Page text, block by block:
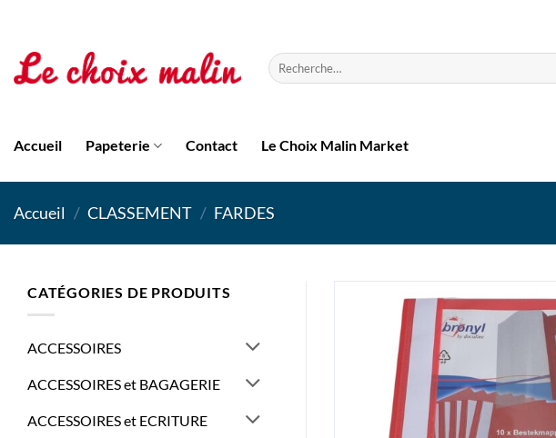
contenu
Recherche
pour :
Accueil Papeterie Contact Le Choix Malin Market
Accueil / CLASSEMENT / FARDES
CATÉGORIES DE PRODUITS
ACCESSOIRES
ACCESSOIRES et BAGAGERIE
ACCESSOIRES et ECRITURE